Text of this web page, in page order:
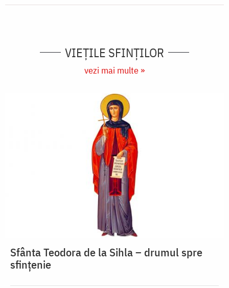
VIEŢILE SFINŢILOR
vezi mai multe »
Sfânta Teodora de la Sihla – drumul spre
sfințenie